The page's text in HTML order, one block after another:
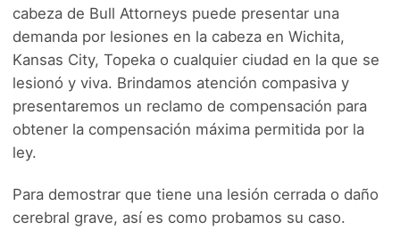
cabeza de Bull Attorneys puede presentar una
demanda por lesiones en la cabeza en Wichita,
Kansas City, Topeka o cualquier ciudad en la que se
lesionó y viva. Brindamos atención compasiva y
presentaremos un reclamo de compensación para
obtener la compensación máxima permitida por la
ley.
Para demostrar que tiene una lesión cerrada o daño
cerebral grave, así es como probamos su caso.